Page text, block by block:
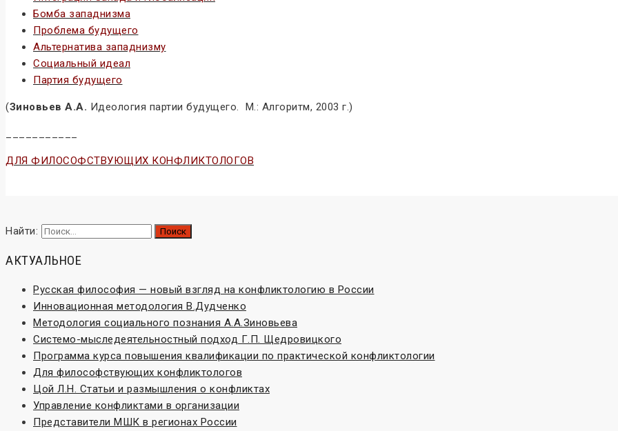
Бомба западнизма
Проблема будущего
Альтернатива западнизму
Социальный идеал
Партия будущего
(Зиновьев А.А. Идеология партии будущего. М.: Алгоритм, 2003 г.)
ДЛЯ ФИЛОСОФСТВУЮЩИХ КОНФЛИКТОЛОГОВ
Найти:
АКТУАЛЬНОЕ
Русская философия — новый взгляд на конфликтологию в России
Инновационная методология В.Дудченко
Методология социального познания А.А.Зиновьева
Системо-мыследеятельностный подход Г.П. Щедровицкого
Программа курса повышения квалификации по практической конфликтологии
Для философствующих конфликтологов
Цой Л.Н. Статьи и размышления о конфликтах
Управление конфликтами в организации
Представители МШК в регионах России